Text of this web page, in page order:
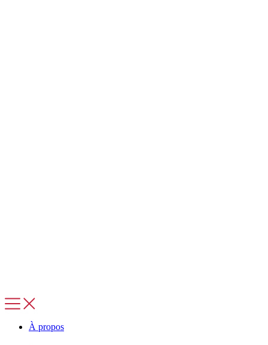
À propos